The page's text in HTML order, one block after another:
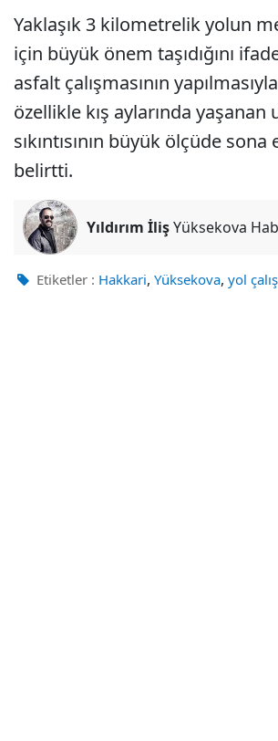
Yaklaşık 3 kilometrelik yolun
için büyük önem taşıdığını
asfalt çalışmasının
özellikle kış aylarında yaşanan
sıkıntısının büyük ölçüde
belirtti.
Yıldırım İlişYüksekova
Etiketler : Hakkari, Yüksekova, yol